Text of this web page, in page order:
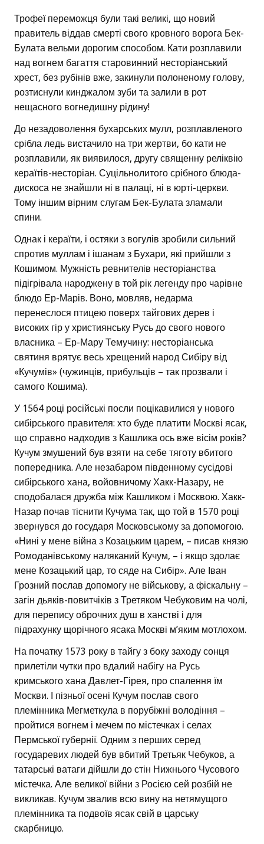
Трофеї переможця були такі великі, що новий
правитель віддав смерті свого кровного ворога Бек-
Булата вельми дорогим способом. Кати розплавили
над вогнем багаття старовинний несторіанський
хрест, без рубінів вже, закинули полоненому голову,
розтиснули кинджалом зуби та залили в рот
нещасного вогнедишну рідину!
До незадоволення бухарських мулл, розплавленого
срібла ледь вистачило на три жертви, бо кати не
розплавили, як виявилося, другу священну реліквію
кераїтів-несторіан. Суцільнолитого срібного блюда-
дискоса не знайшли ні в палаці, ні в юрті-церкви.
Тому іншим вірним слугам Бек-Булата зламали
спини.
Однак і кераїти, і остяки з вогулів зробили сильний
спротив муллам і ішанам з Бухари, які прийшли з
Кошимом. Мужність ревнителів несторіанства
підігрівала народжену в той рік легенду про чарівне
блюдо Ер-Марів. Воно, мовляв, недарма
перенеслося птицею поверх тайгових дерев і
високих гір у християнську Русь до свого нового
власника – Ер-Мару Темучину: несторіанська
святиня врятує весь хрещений народ Сибіру від
«Кучумів» (чужинців, прибульців – так прозвали і
самого Кошима).
У 1564 році російські посли поцікавилися у нового
сибірського правителя: хто буде платити Москві ясак,
що справно надходив з Кашлика ось вже вісім років?
Кучум змушений був взяти на себе тяготу вбитого
попередника. Але незабаром південному сусідові
сибірського хана, войовничому Хакк-Назару, не
сподобалася дружба між Кашликом і Москвою. Хакк-
Назар почав тіснити Кучума так, що той в 1570 році
звернувся до государя Московському за допомогою.
«Нині у мене війна з Козацьким царем, – писав князю
Ромоданівському наляканий Кучум, – і якщо здолає
мене Козацький цар, то сяде на Сибір». Але Іван
Грозний послав допомогу не військову, а фіскальну –
загін дьяків-повитчіків з Третяком Чебуковим на чолі,
для перепису оброчних душ в ханстві і для
підрахунку щорічного ясака Москві м’яким мотлохом.
На початку 1573 року в тайгу з боку заходу сонця
прилетіли чутки про вдалий набігу на Русь
кримського хана Давлет-Гірея, про спалення їм
Москви. І пізньої осені Кучум послав свого
племінника Мегметкула в порубіжні володіння –
пройтися вогнем і мечем по містечках і селах
Пермської губернії. Одним з перших серед
государевих людей був вбитий Третьяк Чебуков, а
татарські ватаги дійшли до стін Нижнього Чусового
містечка. Але великої війни з Росією сей розбій не
викликав. Кучум звалив всю вину на нетямущого
племінника та подвоїв ясак свій в царську
скарбницю.